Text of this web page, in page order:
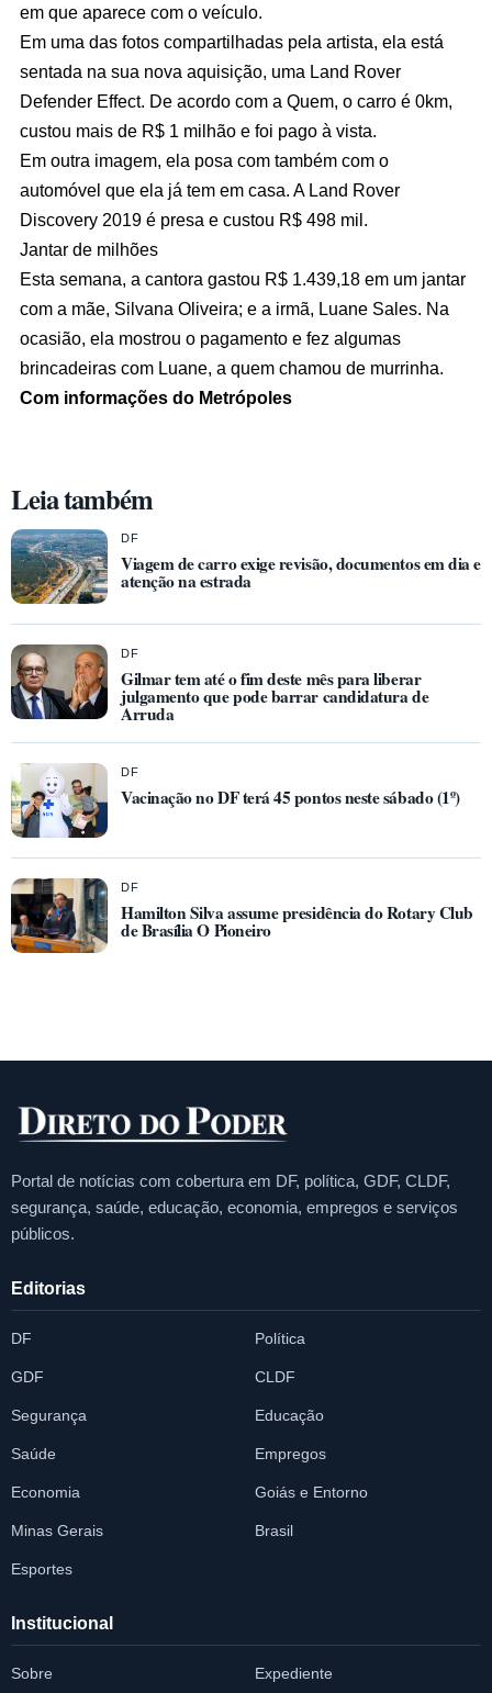
em que aparece com o veículo.
Em uma das fotos compartilhadas pela artista, ela está
sentada na sua nova aquisição, uma Land Rover
Defender Effect. De acordo com a Quem, o carro é 0km,
custou mais de R$ 1 milhão e foi pago à vista.
Em outra imagem, ela posa com também com o
automóvel que ela já tem em casa. A Land Rover
Discovery 2019 é presa e custou R$ 498 mil.
Jantar de milhões
Esta semana, a cantora gastou R$ 1.439,18 em um jantar
com a mãe, Silvana Oliveira; e a irmã, Luane Sales. Na
ocasião, ela mostrou o pagamento e fez algumas
brincadeiras com Luane, a quem chamou de murrinha.
Com informações do Metrópoles
Leia também
DF
Viagem de carro exige revisão, documentos em dia e
atenção na estrada
DF
Gilmar tem até o fim deste mês para liberar
julgamento que pode barrar candidatura de
Arruda
DF
Vacinação no DF terá 45 pontos neste sábado (1º)
DF
Hamilton Silva assume presidência do Rotary Club
de Brasília O Pioneiro
Portal de notícias com cobertura em DF, política, GDF, CLDF,
segurança, saúde, educação, economia, empregos e serviços
públicos.
Editorias
DF Política
GDF CLDF
Segurança Educação
Saúde Empregos
Economia Goiás e Entorno
Minas Gerais Brasil
Esportes
Institucional
Sobre Expediente